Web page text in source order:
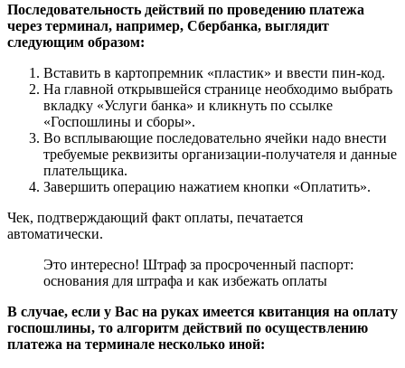
Последовательность действий по проведению платежа
через терминал, например, Сбербанка, выглядит
следующим образом:
Вставить в картопремник «пластик» и ввести пин-код.
На главной открывшейся странице необходимо выбрать
вкладку «Услуги банка» и кликнуть по ссылке
«Госпошлины и сборы».
Во всплывающие последовательно ячейки надо внести
требуемые реквизиты организации-получателя и данные
плательщика.
Завершить операцию нажатием кнопки «Оплатить».
Чек, подтверждающий факт оплаты, печатается
автоматически.
Это интересно! Штраф за просроченный паспорт:
основания для штрафа и как избежать оплаты
В случае, если у Вас на руках имеется квитанция на оплату
госпошлины, то алгоритм действий по осуществлению
платежа на терминале несколько иной: